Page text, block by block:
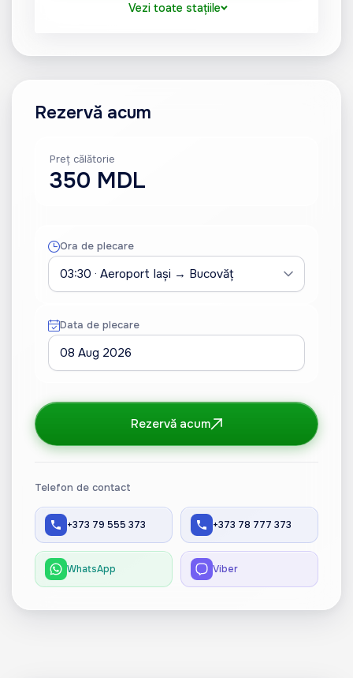
Vezi toate stațiile
Rezervă acum
Preț călătorie
350 MDL
Ora de plecare
Data de plecare
08 Aug 2026
Rezervă acum
Telefon de contact
+373 79 555 373 +373 78 777 373
WhatsApp Viber